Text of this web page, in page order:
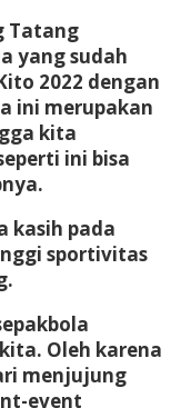
Tatang
yang sudah
2022 dengan
ini merupakan
kita
ini bisa
kasih pada
sportivitas
Oleh karena
menjujung
event